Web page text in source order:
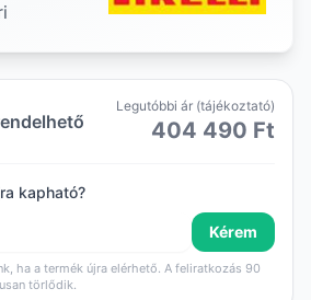
Legutóbbi ár (tájékoztató)
404 490 Ft
kapható?
Kérem
ha a termék újra elérhető. A feliratkozás 90
törlődik.